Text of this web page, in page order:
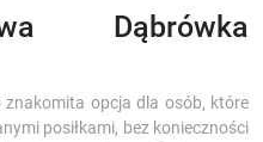
Dąbrówka
opcja dla osób, które
posiłkami, bez konieczności